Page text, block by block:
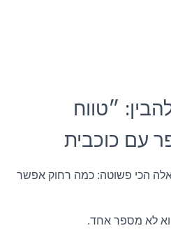
״טווח
עם כוכבית
הכי פשוטה: כמה רחוק אפשר
לא מספר אחד.